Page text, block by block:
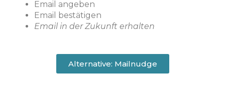
Email angeben
Email bestätigen
Email in der Zukunft erhalten
Alternative: Mailnudge